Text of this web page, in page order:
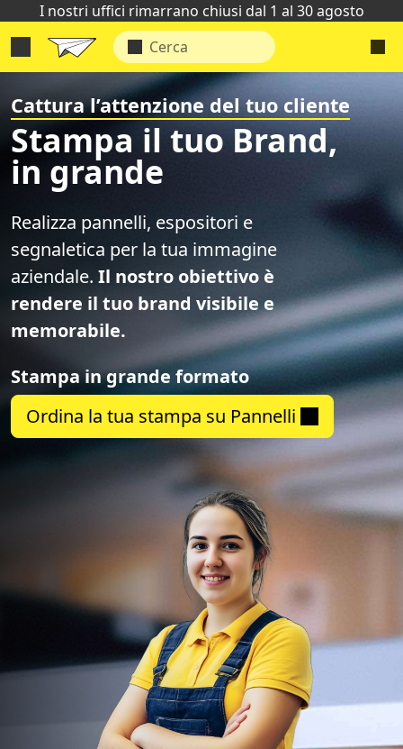
I nostri uffici rimarrano chiusi dal 1 al 30 agosto
Cattura l’attenzione del tuo cliente
Stampa il tuo Brand,
in grande
Realizza pannelli, espositori e
segnaletica per la tua immagine
aziendale. Il nostro obiettivo è
rendere il tuo brand visibile e
memorabile.
Stampa in grande formato
Ordina la tua stampa su Pannelli